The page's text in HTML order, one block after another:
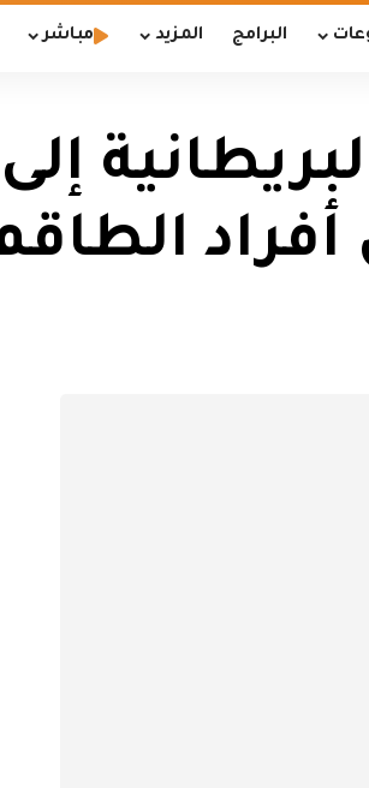
البرامج المزيد مباشر